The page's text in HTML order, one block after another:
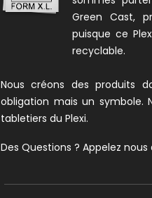
Green Cast,
puisque ce
recyclable.
Nous créons des produits
obligation mais un symbole.
tabletiers du Plexi.
Des Questions ? Appelez nous